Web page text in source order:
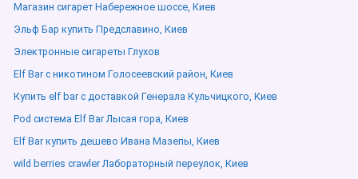
Магазин сигарет Набережное шоссе, Киев
Эльф Бар купить Предславино, Киев
Электронные сигареты Глухов
Elf Bar с никотином Голосеевский район, Киев
Купить elf bar с доставкой Генерала Кульчицкого, Киев
Pod система Elf Bar Лысая гора, Киев
Elf Bar купить дешево Ивана Мазепы, Киев
wild berries crawler Лабораторный переулок, Киев